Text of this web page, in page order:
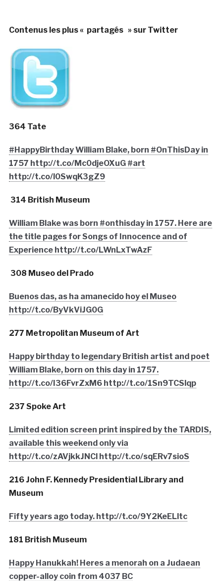
Contenus les plus « partagés » sur Twitter
364 Tate
#HappyBirthday William Blake, born #OnThisDay in
1757 http://t.co/Mc0djeOXuG #art
http://t.co/l0SwqK3gZ9
314 British Museum
William Blake was born #onthisday in 1757. Here are
the title pages for Songs of Innocence and of
Experience http://t.co/LWnLxTwAzF
308 Museo del Prado
Buenos das, as ha amanecido hoy el Museo
http://t.co/ByVkViJG0G
277 Metropolitan Museum of Art
Happy birthday to legendary British artist and poet
William Blake, born on this day in 1757.
http://t.co/I36FvrZxM6 http://t.co/1Sn9TCSlqp
237 Spoke Art
Limited edition screen print inspired by the TARDIS,
available this weekend only via
http://t.co/zAVjkkJNCl http://t.co/sqERv7sioS
216 John F. Kennedy Presidential Library and
Museum
Fifty years ago today. http://t.co/9Y2KeELltc
181 British Museum
Happy Hanukkah! Heres a menorah on a Judaean
copper-alloy coin from 4037 BC